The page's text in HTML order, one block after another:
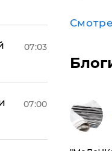
07:03
07:00